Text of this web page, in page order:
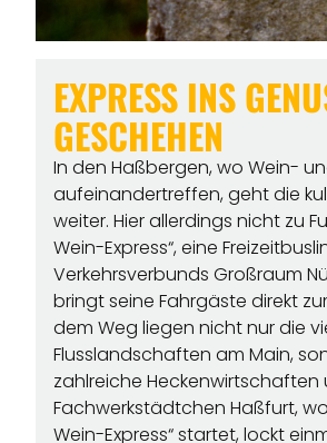
EXPRESS INS
GESCHEHEN
In den Haßbergen, wo Wein-
aufeinandertreffen, geht die
weiter. Hier allerdings nicht zu
Wein-Express“, eine
Verkehrsverbunds Großraum
bringt seine Fahrgäste direkt
dem Weg liegen nicht nur die
Flusslandschaften am Main,
zahlreiche Heckenwirtschaften
Fachwerkstädtchen Haßfurt,
Wein-Express“ startet, lockt